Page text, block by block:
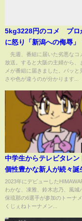
5kg3228円のコメ プロ
に怒り「新潟への侮辱」
業界にケンカ」ほぼ規格
鳥慎一モーニングショー
年5月29日)
先週、番組に届いた劣悪なコ
放送。すると大阪の主婦から、
メが番組に届きました。パッと
さや色が違うのが分かります...
中学生からテレビタレン
個性豊かな新人が続々誕
2023年プロレスデビュ
め｜ねくじぇねトーナメ
2023年にデビューした
わかな、凍雅、鈴木志乃、風城
保琉那の6選手が参加のトーナ
くじぇねトーナメン...